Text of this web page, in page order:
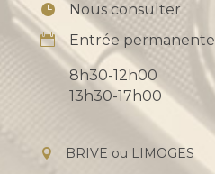
Nous consulter
Entrée permanente
8h30-12h00
13h30-17h00
BRIVE ou LIMOGES